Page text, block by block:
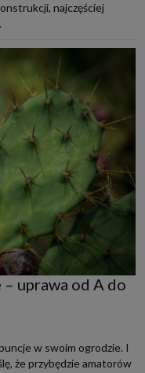
najczęściej
uprawa od A do
w swoim ogrodzie. I
że przybędzie amatorów